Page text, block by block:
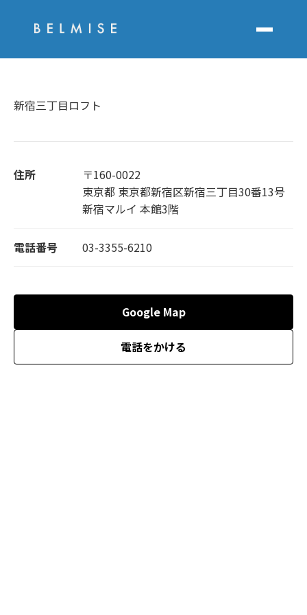
新宿三丁目ロフト
住所
〒160-0022
東京都 東京都新宿区新宿三丁目30番13号
新宿マルイ 本館3階
電話番号 03-3355-6210
Google Map
電話をかける